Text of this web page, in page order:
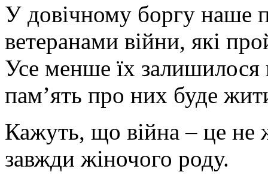
У довічному боргу наше
ветеранами війни, які
Усе менше їх
пам’ять про них буде
Кажуть, що війна – це не
завжди жіночого роду.